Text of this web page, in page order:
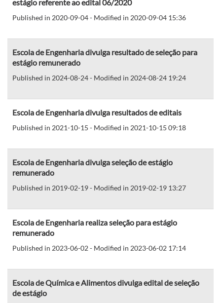
estágio referente ao edital 06/2020
Published in 2020-09-04 - Modified in 2020-09-04 15:36
Escola de Engenharia divulga resultado de seleção para
estágio remunerado
Published in 2024-08-24 - Modified in 2024-08-24 19:24
Escola de Engenharia divulga resultados de editais
Published in 2021-10-15 - Modified in 2021-10-15 09:18
Escola de Engenharia divulga seleção de estágio
remunerado
Published in 2019-02-19 - Modified in 2019-02-19 13:27
Escola de Engenharia realiza seleção para estágio
remunerado
Published in 2023-06-02 - Modified in 2023-06-02 17:14
Escola de Química e Alimentos divulga edital de seleção
de estágio